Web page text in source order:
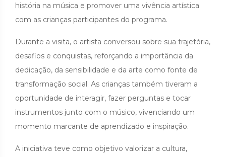
história na música e promover uma vivência artística
com as crianças participantes do programa.
Durante a visita, o artista conversou sobre sua trajetória,
desafios e conquistas, reforçando a importância da
dedicação, da sensibilidade e da arte como fonte de
transformação social. As crianças também tiveram a
oportunidade de interagir, fazer perguntas e tocar
instrumentos junto com o músico, vivenciando um
momento marcante de aprendizado e inspiração.
A iniciativa teve como objetivo valorizar a cultura,